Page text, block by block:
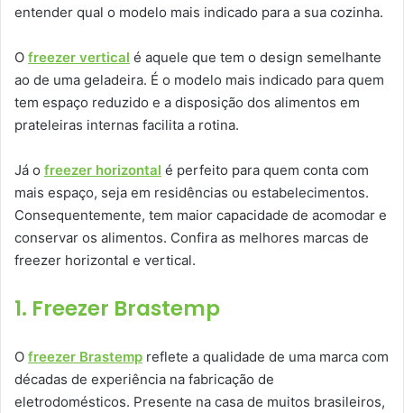
entender qual o modelo mais indicado para a sua cozinha.
O freezer vertical é aquele que tem o design semelhante
ao de uma geladeira. É o modelo mais indicado para quem
tem espaço reduzido e a disposição dos alimentos em
prateleiras internas facilita a rotina.
Já o freezer horizontal é perfeito para quem conta com
mais espaço, seja em residências ou estabelecimentos.
Consequentemente, tem maior capacidade de acomodar e
conservar os alimentos. Confira as melhores marcas de
freezer horizontal e vertical.
1. Freezer Brastemp
O freezer Brastemp reflete a qualidade de uma marca com
décadas de experiência na fabricação de
eletrodomésticos. Presente na casa de muitos brasileiros,